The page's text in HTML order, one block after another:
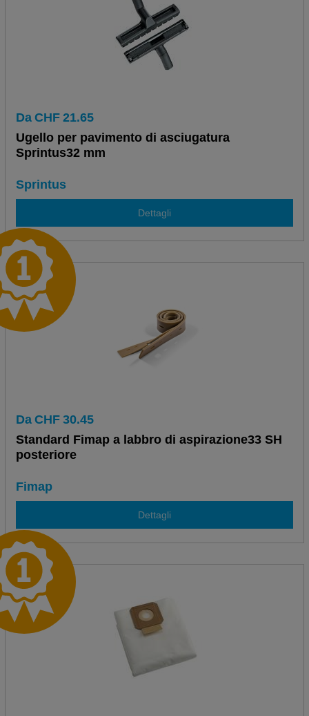
Da CHF 21.65
Ugello per pavimento di asciugatura
Sprintus32 mm
Sprintus
Dettagli
Da CHF 30.45
Standard Fimap a labbro di aspirazione33 SH
posteriore
Fimap
Dettagli